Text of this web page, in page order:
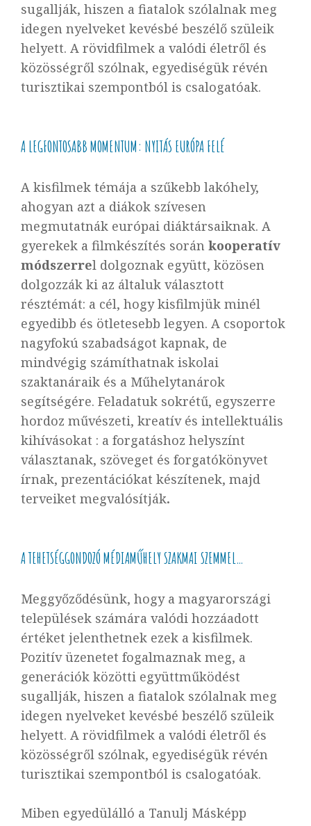
sugallják, hiszen a fiatalok szólalnak meg
idegen nyelveket kevésbé beszélő szüleik
helyett. A rövidfilmek a valódi életről és
közösségről szólnak, egyediségük révén
turisztikai szempontból is csalogatóak.
A LEGFONTOSABB MOMENTUM: NYITÁS EURÓPA FELÉ
A kisfilmek témája a szűkebb lakóhely,
ahogyan azt a diákok szívesen
megmutatnák európai diáktársaiknak. A
gyerekek a filmkészítés során kooperatív
módszerrel dolgoznak együtt, közösen
dolgozzák ki az általuk választott
résztémát: a cél, hogy kisfilmjük minél
egyedibb és ötletesebb legyen. A csoportok
nagyfokú szabadságot kapnak, de
mindvégig számíthatnak iskolai
szaktanáraik és a Műhelytanárok
segítségére. Feladatuk sokrétű, egyszerre
hordoz művészeti, kreatív és intellektuális
kihívásokat : a forgatáshoz helyszínt
választanak, szöveget és forgatókönyvet
írnak, prezentációkat készítenek, majd
terveiket megvalósítják.
A TEHETSÉGGONDOZÓ MÉDIAMŰHELY SZAKMAI SZEMMEL…
Meggyőződésünk, hogy a magyarországi
települések számára valódi hozzáadott
értéket jelenthetnek ezek a kisfilmek.
Pozitív üzenetet fogalmaznak meg, a
generációk közötti együttműködést
sugallják, hiszen a fiatalok szólalnak meg
idegen nyelveket kevésbé beszélő szüleik
helyett. A rövidfilmek a valódi életről és
közösségről szólnak, egyediségük révén
turisztikai szempontból is csalogatóak.
Miben egyedülálló a Tanulj Másképp